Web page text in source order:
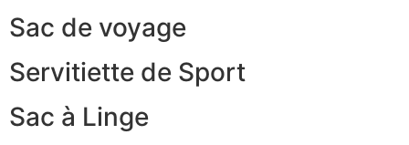
Sac de voyage
Servitiette de Sport
Sac à Linge